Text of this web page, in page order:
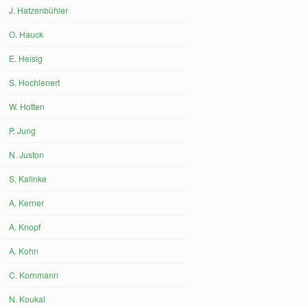
J. Hatzenbühler
O. Hauck
E. Heisig
S. Hochlenert
W. Hotten
P. Jung
N. Juston
S. Kalinke
A. Kerner
A. Knopf
A. Kohn
C. Kornmann
N. Koukal